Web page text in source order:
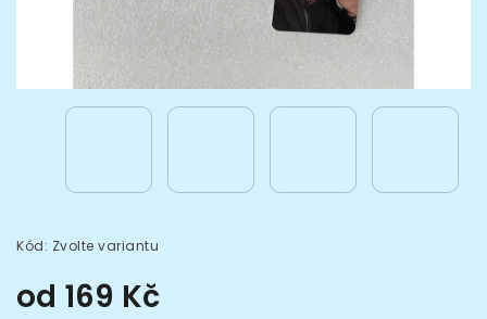
Kód: Zvolte variantu
od 169 Kč